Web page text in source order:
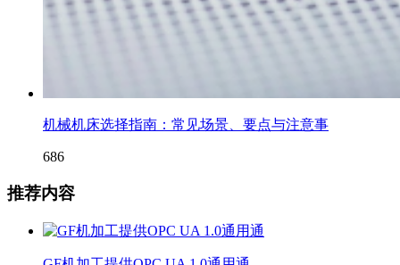
机械机床选择指南：常见场景、要点与注意事
686
推荐内容